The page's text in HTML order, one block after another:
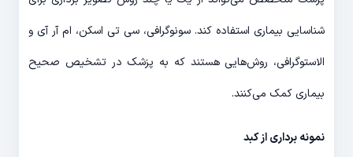
شناسایی بیماری استفاده کند. سونوگرافی، سی تی اسکن، ام آر آی و
الاستوگرافی، روش­‌هایی هستند که به پزشک در تشخیص صحیح
بیماری کمک می­‌کنند.
نمونه برداری از کبد